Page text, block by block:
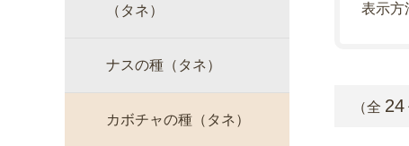
（タネ）
ナスの種（タネ）
カボチャの種（タネ）
表示方
（全 24